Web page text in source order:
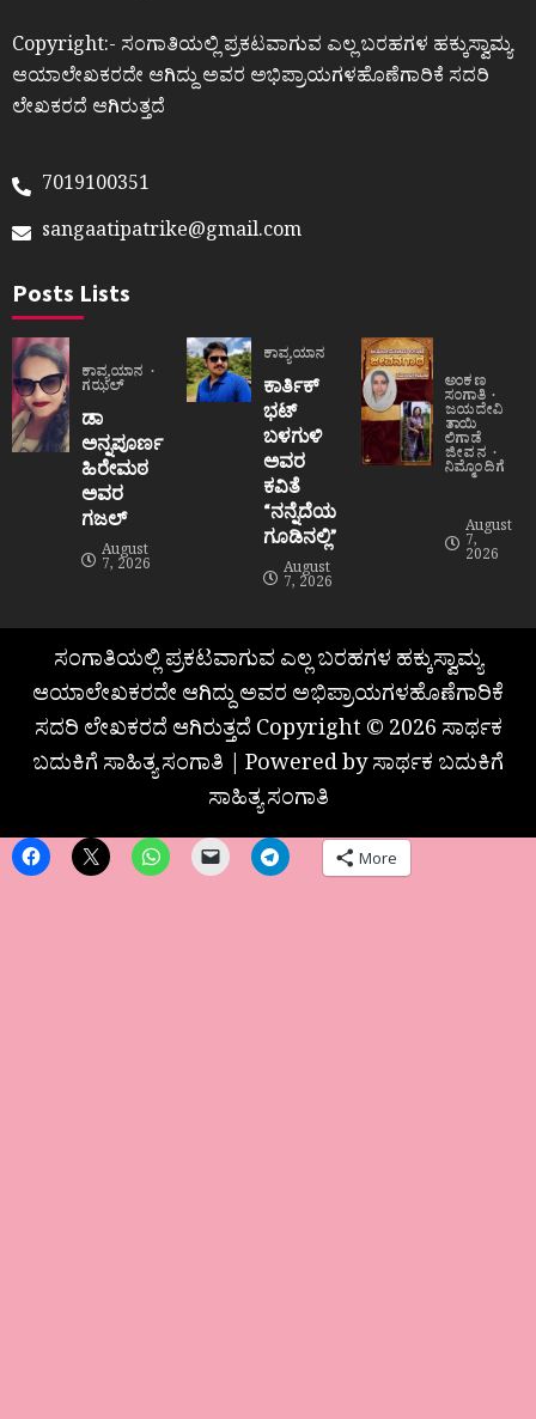
Copyright:- ಸಂಗಾತಿಯಲ್ಲಿ ಪ್ರಕಟವಾಗುವ ಎಲ್ಲ ಬರಹಗಳ ಹಕ್ಕುಸ್ವಾಮ್ಯ
ಆಯಾಲೇಖಕರದೇ ಆಗಿದ್ದು ಅವರ ಅಭಿಪ್ರಾಯಗಳಹೊಣೆಗಾರಿಕೆ ಸದರಿ
ಲೇಖಕರದೆ ಆಗಿರುತ್ತದೆ
7019100351
sangaatipatrike@gmail.com
Posts Lists
ಕಾವ್ಯಯಾನ
ಗಝಲ್
ಡಾ
ಅನ್ನಪೂರ್ಣ
ಹಿರೇಮಠ
ಅವರ
ಗಜಲ್
August
7, 2026
ಕಾವ್ಯಯಾನ
ಕಾರ್ತಿಕ್
ಭಟ್
ಬಳಗುಳಿ
ಅವರ
ಕವಿತೆ
“ನನ್ನೆದೆಯ
ಗೂಡಿನಲ್ಲಿ”
August
7, 2026
ಅಂಕಣ
ಸಂಗಾತಿ
ಜಯದೇವಿ
ತಾಯಿ
ಲಿಗಾಡೆ
ಜೀವನ
ನಿಮ್ಮೊಂದಿಗೆ
August
7,
2026
ಸಂಗಾತಿಯಲ್ಲಿ ಪ್ರಕಟವಾಗುವ ಎಲ್ಲ ಬರಹಗಳ ಹಕ್ಕುಸ್ವಾಮ್ಯ
ಆಯಾಲೇಖಕರದೇ ಆಗಿದ್ದು ಅವರ ಅಭಿಪ್ರಾಯಗಳಹೊಣೆಗಾರಿಕೆ
ಸದರಿ ಲೇಖಕರದೆ ಆಗಿರುತ್ತದೆ Copyright © 2026 ಸಾರ್ಥಕ
ಬದುಕಿಗೆ ಸಾಹಿತ್ಯ ಸಂಗಾತಿ | Powered by ಸಾರ್ಥಕ ಬದುಕಿಗೆ
ಸಾಹಿತ್ಯ ಸಂಗಾತಿ
More